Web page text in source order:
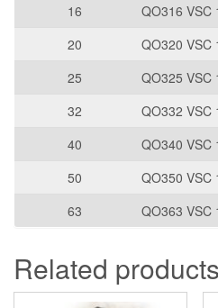
16
QO316 VSC
20
QO320 VSC
25
QO325 VSC
32
QO332 VSC
40
QO340 VSC
50
QO350 VSC
63
QO363 VSC
Related products